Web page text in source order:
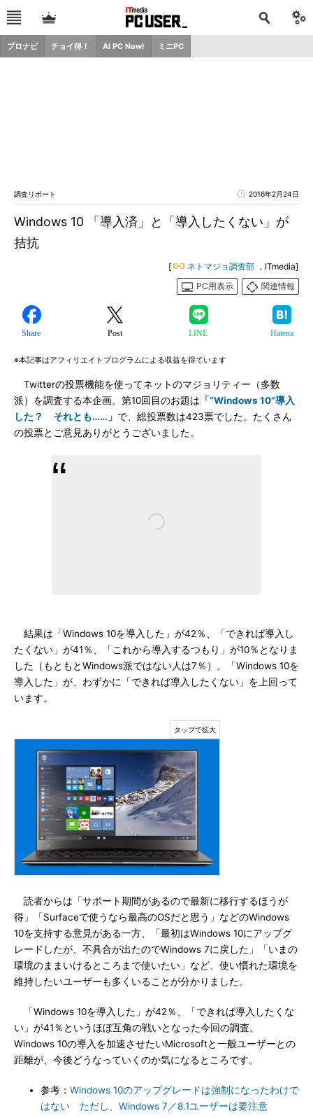
プロナビ チョイ得！ AI PC Now! ミニPC
調査リポート 2016年2月24日
Windows 10 「導入済」と「導入したくない」が
拮抗
[ ネトマジョ調査部 ，ITmedia]
PC用表示
関連情報
Share Post LINE Hatena
※本記事はアフィリエイトプログラムによる収益を得ています
Twitterの投票機能を使ってネットのマジョリティー（多数
派）を調査する本企画。第10回目のお題は 「“Windows 10”導入
した？ それとも……」 で、総投票数は423票でした。たくさん
の投票とご意見ありがとうございました。
結果は「Windows 10を導入した」が42％、「できれば導入し
たくない」が41％、「これから導入するつもり」が10％となりま
した（もともとWindows派ではない人は7％）。「Windows 10を
導入した」が、わずかに「できれば導入したくない」を上回って
います。
読者からは「サポート期間があるので最新に移行するほうが
得」「Surfaceで使うなら最高のOSだと思う」などのWindows
10を支持する意見がある一方、「最初はWindows 10にアップグ
レードしたが、不具合が出たのでWindows 7に戻した」「いまの
環境のままいけるところまで使いたい」など、使い慣れた環境を
維持したいユーザーも多くいることが分かりました。
「Windows 10を導入した」が42％、「できれば導入したくな
い」が41％というほぼ互角の戦いとなった今回の調査。
Windows 10の導入を加速させたいMicrosoftと一般ユーザーとの
距離が、今後どうなっていくのか気になるところです。
参考： Windows 10のアップグレードは強制になったわけで
はない ただし、Windows 7／8.1ユーザーは要注意